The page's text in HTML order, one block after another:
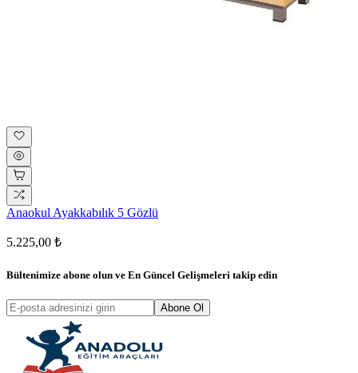
Anaokul Ayakkabılık 5 Gözlü
5.225,00 ₺
Bültenimize abone olun ve En Güncel Gelişmeleri takip edin
Abone Ol